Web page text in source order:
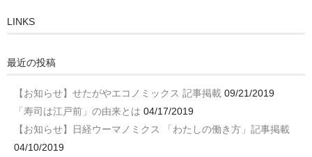
LINKS
最近の投稿
【お知らせ】せたがやエコノミックス 記事掲載 09/21/2019
「寿司は江戸前」の由来とは 04/17/2019
【お知らせ】日経ウーマノミクス 「わたしの働き方」記事掲載
04/10/2019